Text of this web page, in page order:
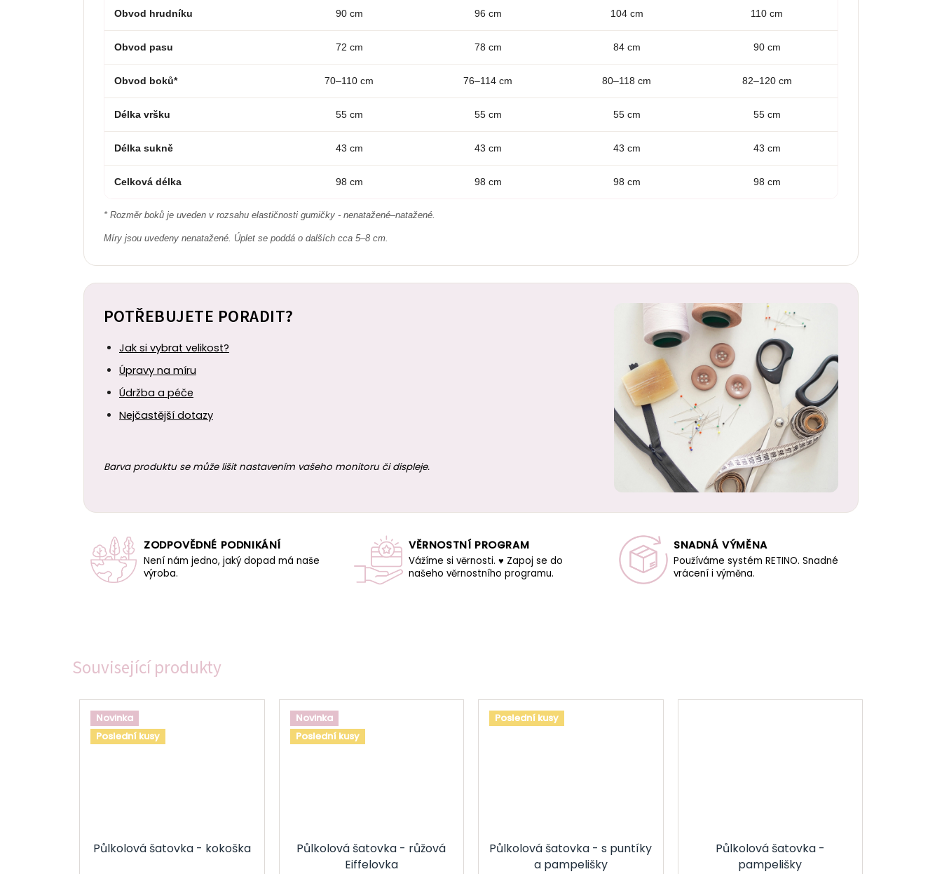
Související produkty
Novinka
Poslední kusy
Půlkolová šatovka - kokoška
Novinka
Poslední kusy
Půlkolová šatovka - růžová
Eiffelovka
Poslední kusy
Půlkolová šatovka - s puntíky
a pampelišky
Půlkolová šatovka -
pampelišky
Obvod hrudníku 90 cm 96 cm 104 cm 110 cm
Obvod pasu 72 cm 78 cm 84 cm 90 cm
Obvod boků* 70–110 cm 76–114 cm 80–118 cm 82–120 cm
Délka vršku 55 cm 55 cm 55 cm 55 cm
Délka sukně 43 cm 43 cm 43 cm 43 cm
Celková délka 98 cm 98 cm 98 cm 98 cm
* Rozměr boků je uveden v rozsahu elastičnosti gumičky - nenatažené–natažené.
Míry jsou uvedeny nenatažené. Úplet se poddá o dalších cca 5–8 cm.
POTŘEBUJETE PORADIT?
Jak si vybrat velikost?
Úpravy na míru
Údržba a péče
Nejčastější dotazy
Barva produktu se může lišit nastavením vašeho monitoru či displeje.
ZODPOVĚDNÉ PODNIKÁNÍ
Není nám jedno, jaký dopad má naše
výroba.
VĚRNOSTNÍ PROGRAM
Vážíme si věrnosti. ♥ Zapoj se do
našeho věrnostního programu.
SNADNÁ VÝMĚNA
Používáme systém RETINO. Snadné
vrácení i výměna.